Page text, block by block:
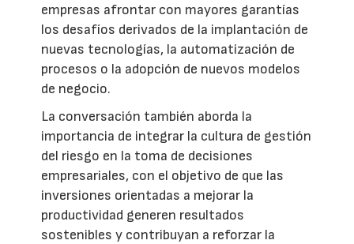
empresas afrontar con mayores garantías
los desafíos derivados de la implantación de
nuevas tecnologías, la automatización de
procesos o la adopción de nuevos modelos
de negocio.
La conversación también aborda la
importancia de integrar la cultura de gestión
del riesgo en la toma de decisiones
empresariales, con el objetivo de que las
inversiones orientadas a mejorar la
productividad generen resultados
sostenibles y contribuyan a reforzar la